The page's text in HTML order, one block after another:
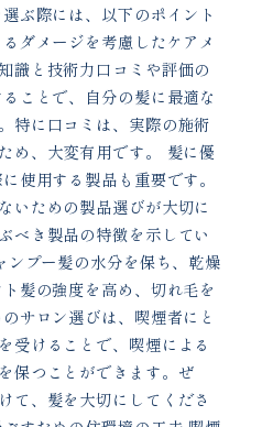
ぶ際には、以下のポイント
ダメージを考慮したケアメ
識と技術力口コミや評価の
ことで、自分の髪に最適な
特に口コミは、実際の施術
め、大変有用です。 髪に優
使用する製品も重要です。
いための製品選びが大切に
べき製品の特徴を示してい
プー髪の水分を保ち、乾燥
髪の強度を高め、切れ毛を
サロン選びは、喫煙者にと
受けることで、喫煙による
保つことができます。ぜ
て、髪を大切にしてくださ